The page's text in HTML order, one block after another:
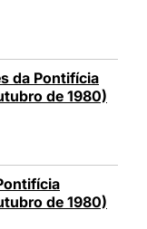
da Pontifícia
de 1980)
de 1980)